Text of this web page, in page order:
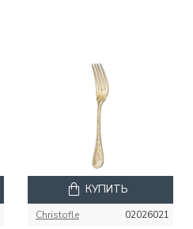
Christofle 02026021
КУПИТЬ